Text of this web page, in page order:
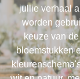
jullie verhaal
worden
keuze van
bloemstukken